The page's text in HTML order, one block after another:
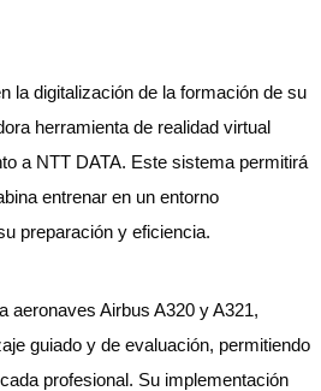
la digitalización de la formación de su
herramienta de realidad virtual
a NTT DATA. Este sistema permitirá
entrenar en un entorno
preparación y eficiencia.
aeronaves Airbus A320 y A321,
guiado y de evaluación, permitiendo
profesional. Su implementación